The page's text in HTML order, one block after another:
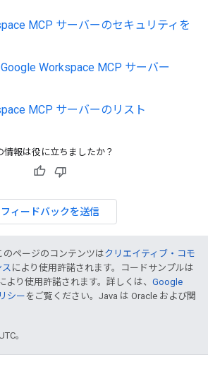
MCP サーバーのセキュリティを
Workspace MCP サーバー
MCP サーバーのリスト
情報は役に立ちましたか？
フィードバックを送信
ページのコンテンツはクリエイティブ・コモ
ス により使用許諾されます。コードサンプルは
より使用許諾されます。詳しくは、 Google
シー をご覧ください。Java は Oracle および関
。